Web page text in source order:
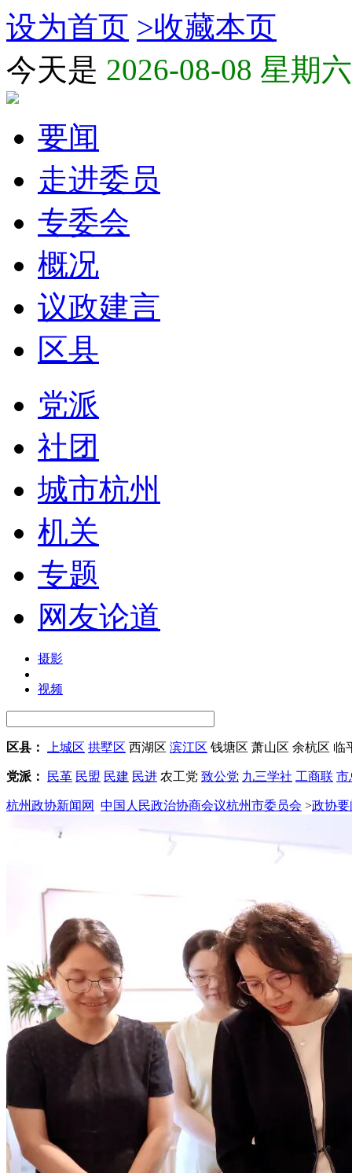
设为首页 >收藏本页
今天是 2026-08-08 星期六
要闻
走进委员
专委会
概况
议政建言
区县
党派
社团
城市杭州
机关
专题
网友论道
摄影
视频
区县： 上城区 拱墅区 西湖区 滨江区 钱塘区 萧山区 余杭区 临
党派： 民革 民盟 民建 民进 农工党 致公党 九三学社 工商联 市
杭州政协新闻网 中国人民政治协商会议杭州市委员会 >政协要